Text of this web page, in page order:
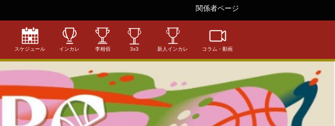
関係者ページ
スケジュール インカレ 李相佰 3x3 新人インカレ コラム・動画